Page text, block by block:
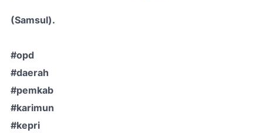
(Samsul).
#opd
#daerah
#pemkab
#karimun
#kepri